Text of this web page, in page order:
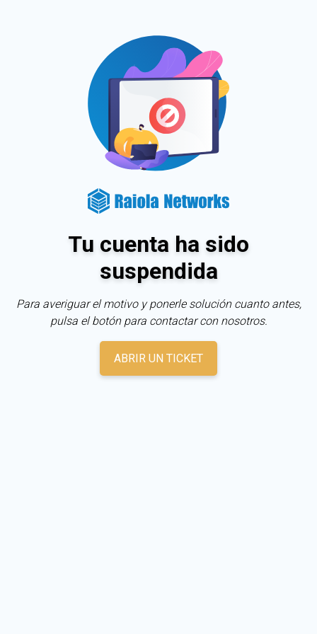
Tu cuenta ha sido
suspendida
Para averiguar el motivo y ponerle solución cuanto antes,
pulsa el botón para contactar con nosotros.
ABRIR UN TICKET